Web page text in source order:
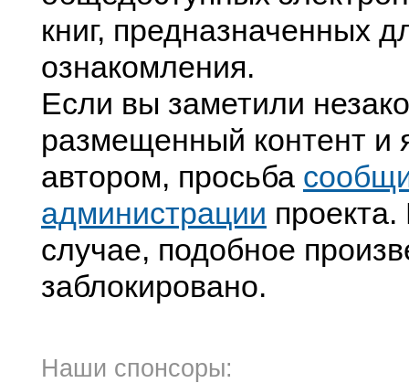
книг, предназначенных
ознакомления.
Если вы заметили
размещенный контент и
автором, просьба
администрации
случае, подобное
заблокировано.
Наши спонсоры: